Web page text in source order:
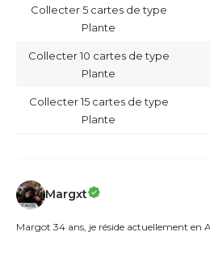
Collecter 5 cartes de type
Plante
Collecter 10 cartes de type
Plante
Collecter 15 cartes de type
Plante
Margxt
Margot 34 ans, je réside actuellement en